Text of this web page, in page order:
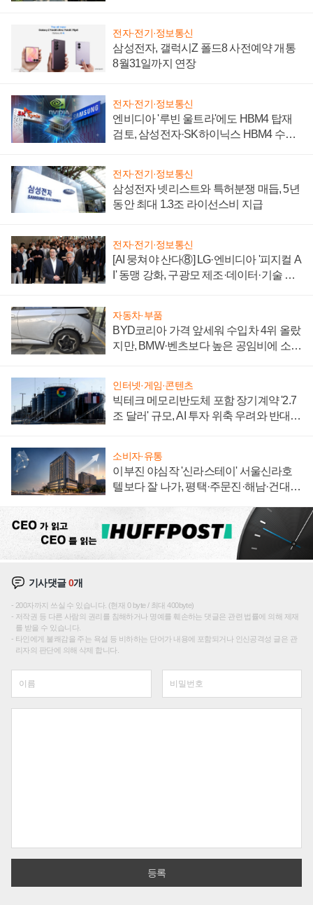
전자·전기·정보통신
삼성전자, 갤럭시Z 폴드8 사전예약 개통
8월31일까지 연장
전자·전기·정보통신
엔비디아 '루빈 울트라'에도 HBM4 탑재
검토, 삼성전자·SK하이닉스 HBM4 수율
전자·전기·정보통신
삼성전자 넷리스트와 특허분쟁 매듭, 5년
동안 최대 1.3조 라이선스비 지급
전자·전기·정보통신
[AI 뭉쳐야 산다⑧] LG·엔비디아 '피지컬 A
I' 동맹 강화, 구광모 제조·데이터·기술 결
자동차·부품
BYD코리아 가격 앞세워 수입차 4위 올랐
지만, BMW·벤츠보다 높은 공임비에 소비
인터넷·게임·콘텐츠
빅테크 메모리반도체 포함 장기계약 '2.7
조 달러' 규모, AI 투자 위축 우려와 반대
소비자·유통
이부진 야심작 '신라스테이' 서울신라호
텔보다 잘 나가, 평택·주문진·해남·건대로
기사댓글0개
200자까지 쓰실 수 있습니다. (현재 0 byte / 최대 400byte)
저작권 등 다른 사람의 권리를 침해하거나 명예를 훼손하는 댓글은 관련 법률에 의해 제재
를 받을 수 있습니다.
타인에게 불쾌감을 주는 욕설 등 비하하는 단어가 내용에 포함되거나 인신공격성 글은 관
리자의 판단에 의해 삭제 합니다.